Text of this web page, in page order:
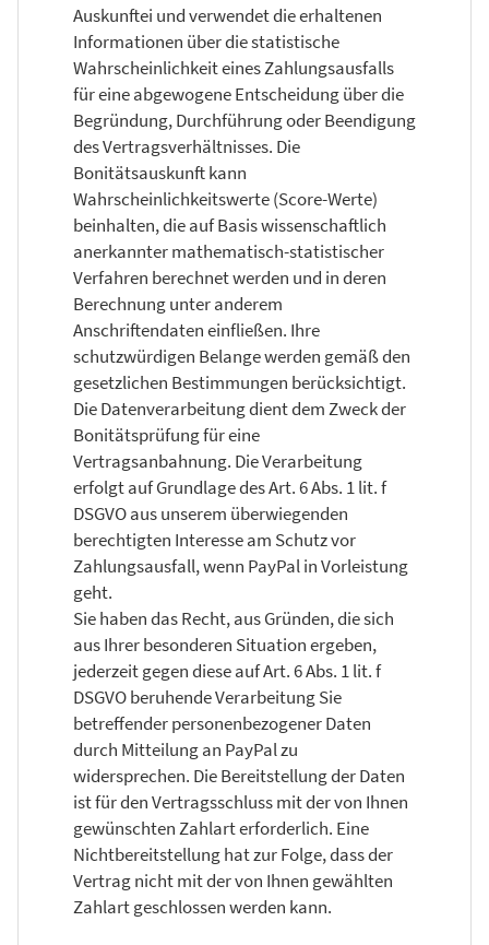
Auskunftei und verwendet die erhaltenen
Informationen über die statistische
Wahrscheinlichkeit eines Zahlungsausfalls
für eine abgewogene Entscheidung über die
Begründung, Durchführung oder Beendigung
des Vertragsverhältnisses. Die
Bonitätsauskunft kann
Wahrscheinlichkeitswerte (Score-Werte)
beinhalten, die auf Basis wissenschaftlich
anerkannter mathematisch-statistischer
Verfahren berechnet werden und in deren
Berechnung unter anderem
Anschriftendaten einfließen. Ihre
schutzwürdigen Belange werden gemäß den
gesetzlichen Bestimmungen berücksichtigt.
Die Datenverarbeitung dient dem Zweck der
Bonitätsprüfung für eine
Vertragsanbahnung. Die Verarbeitung
erfolgt auf Grundlage des Art. 6 Abs. 1 lit. f
DSGVO aus unserem überwiegenden
berechtigten Interesse am Schutz vor
Zahlungsausfall, wenn PayPal in Vorleistung
geht.
Sie haben das Recht, aus Gründen, die sich
aus Ihrer besonderen Situation ergeben,
jederzeit gegen diese auf Art. 6 Abs. 1 lit. f
DSGVO beruhende Verarbeitung Sie
betreffender personenbezogener Daten
durch Mitteilung an PayPal zu
widersprechen. Die Bereitstellung der Daten
ist für den Vertragsschluss mit der von Ihnen
gewünschten Zahlart erforderlich. Eine
Nichtbereitstellung hat zur Folge, dass der
Vertrag nicht mit der von Ihnen gewählten
Zahlart geschlossen werden kann.